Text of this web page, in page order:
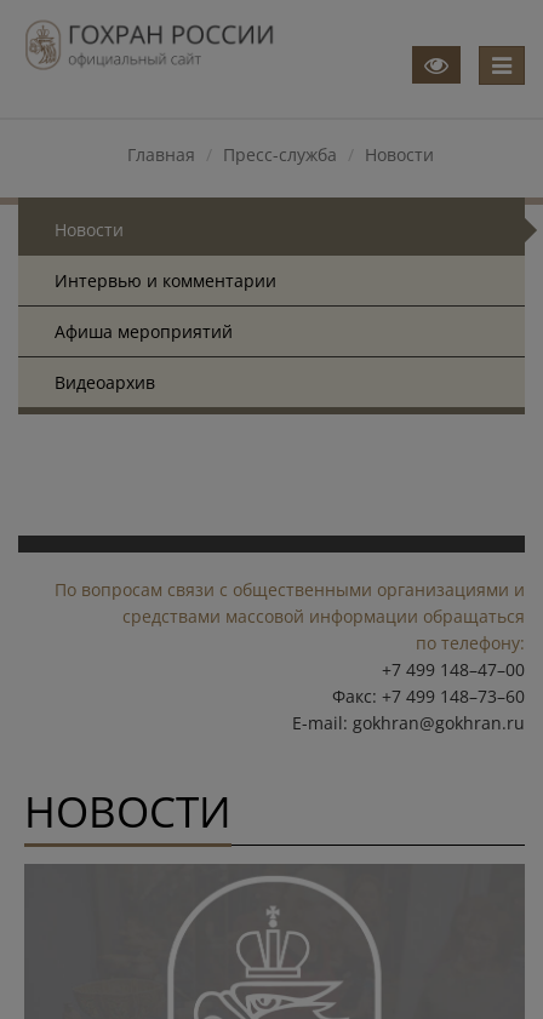
Меню
Главная Пресс-служба Новости
Новости
Интервью и комментарии
Афиша мероприятий
Видеоархив
По вопросам связи с общественными организациями и
средствами массовой информации обращаться
по телефону:
+7 499 148–47–00
Факс: +7 499 148–73–60
E-mail: gokhran@gokhran.ru
НОВОСТИ